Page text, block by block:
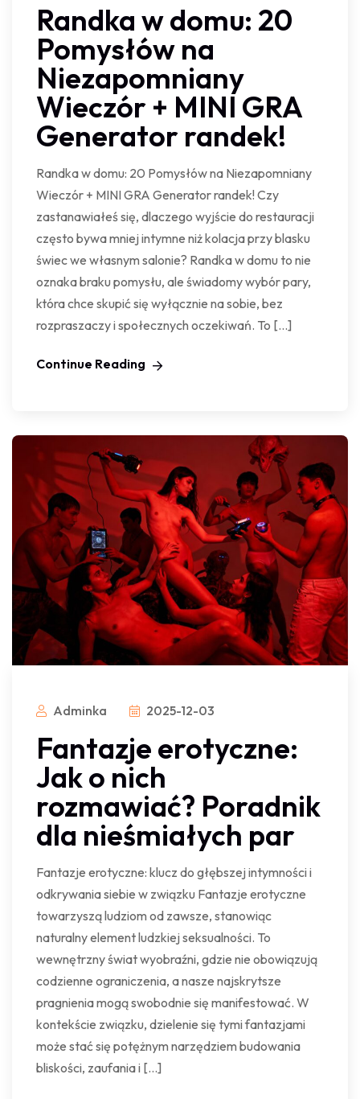
Randka w domu: 20
Pomysłów na
Niezapomniany
Wieczór + MINI GRA
Generator randek!
Randka w domu: 20 Pomysłów na Niezapomniany
Wieczór + MINI GRA Generator randek! Czy
zastanawiałeś się, dlaczego wyjście do restauracji
często bywa mniej intymne niż kolacja przy blasku
świec we własnym salonie? Randka w domu to nie
oznaka braku pomysłu, ale świadomy wybór pary,
która chce skupić się wyłącznie na sobie, bez
rozpraszaczy i społecznych oczekiwań. To […]
Continue Reading
Adminka 2025-12-03
Fantazje erotyczne:
Jak o nich
rozmawiać? Poradnik
dla nieśmiałych par
Fantazje erotyczne: klucz do głębszej intymności i
odkrywania siebie w związku Fantazje erotyczne
towarzyszą ludziom od zawsze, stanowiąc
naturalny element ludzkiej seksualności. To
wewnętrzny świat wyobraźni, gdzie nie obowiązują
codzienne ograniczenia, a nasze najskrytsze
pragnienia mogą swobodnie się manifestować. W
kontekście związku, dzielenie się tymi fantazjami
może stać się potężnym narzędziem budowania
bliskości, zaufania i […]